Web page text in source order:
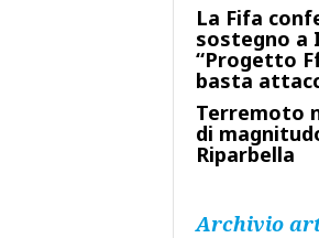
La Fifa
sostegno a
“Progetto
basta
Terremoto
di
Riparbella
Archivio